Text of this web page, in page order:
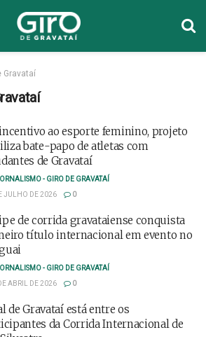
Gravataí
ao esporte feminino, projeto
bate-papo de atletas com
de Gravataí
- GIRO DE GRAVATAÍ
JULHO DE 2026
0
de corrida gravataiense conquista
título internacional em evento no
- GIRO DE GRAVATAÍ
ABRIL DE 2026
0
de Gravataí está entre os
da Corrida Internacional de